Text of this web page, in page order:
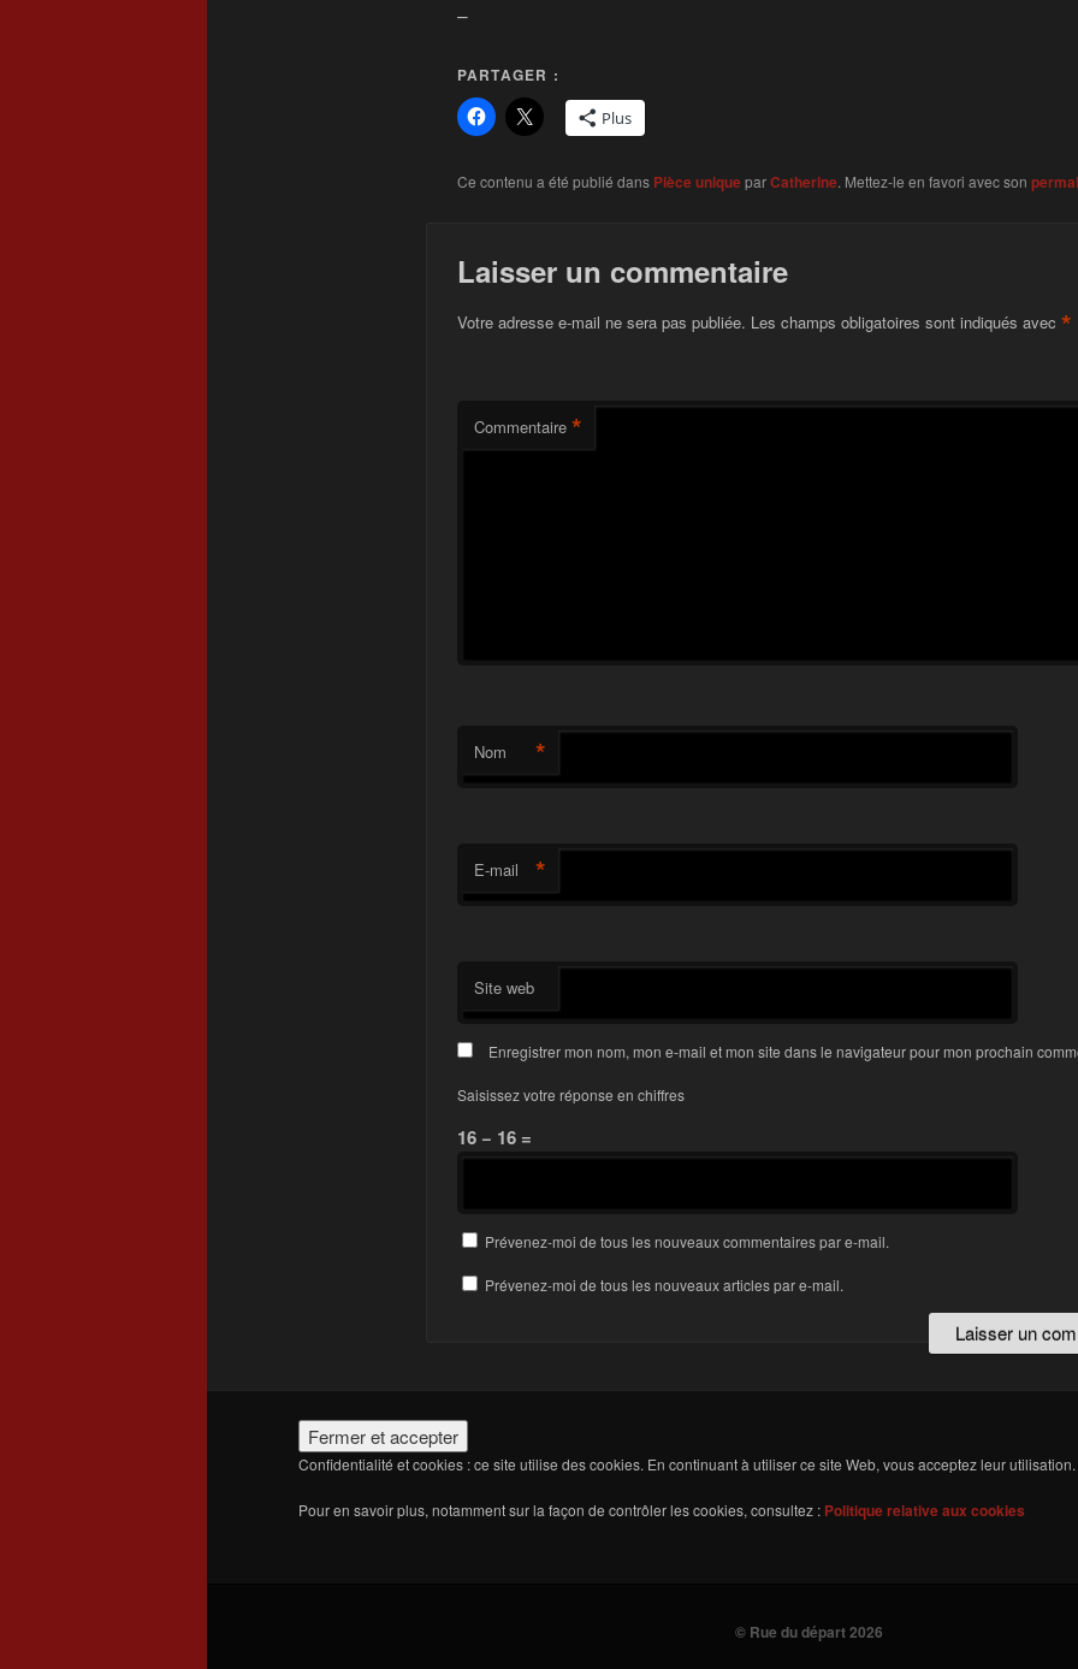
–
PARTAGER :
Plus
Ce contenu a été publié dans Pièce uniqueparCatherine. Mettez-le en favori avec son
Laisser un commentaire
Votre adresse e-mail ne sera pas publiée. Les champs obligatoires sont indiqués avec *
Commentaire *
Nom *
E-mail *
Site web
Enregistrer mon nom, mon e-mail et mon site dans le navigateur pour mon prochain
Saisissez votre réponse en chiffres
16 − 16 =
Prévenez-moi de tous les nouveaux commentaires par e-mail.
Prévenez-moi de tous les nouveaux articles par e-mail.
Confidentialité et cookies : ce site utilise des cookies. En continuant à utiliser ce site Web, vous acceptez leur utilisation.
Pour en savoir plus, notamment sur la façon de contrôler les cookies, consultez : Politique relative aux cookies
© Rue du départ 2026